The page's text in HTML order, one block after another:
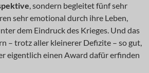
, sondern begleitet fünf sehr
sehr emotional durch ihre Leben,
dem Eindruck des Krieges. Und das
– trotz aller kleinerer Defizite – so gut,
eigentlich einen Award dafür erfinden